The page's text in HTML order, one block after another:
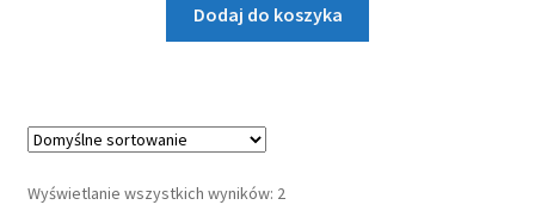
Dodaj do koszyka
Wyświetlanie wszystkich wyników: 2